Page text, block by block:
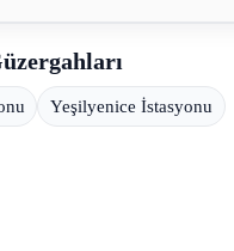
Yeşilyenice İstasyonu